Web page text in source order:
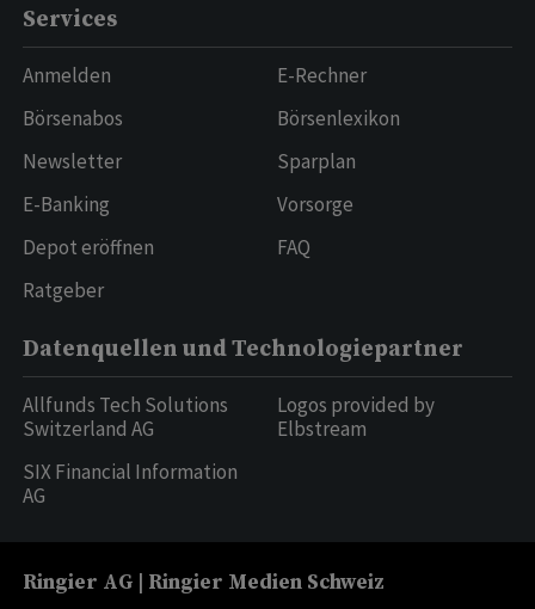
Services
Anmelden
Börsenabos
Newsletter
E-Banking
Depot eröffnen
Ratgeber
E-Rechner
Börsenlexikon
Sparplan
Vorsorge
FAQ
Datenquellen und Technologiepartner
Allfunds Tech Solutions
Switzerland AG
SIX Financial Information
AG
Logos provided by
Elbstream
Ringier AG | Ringier Medien Schweiz